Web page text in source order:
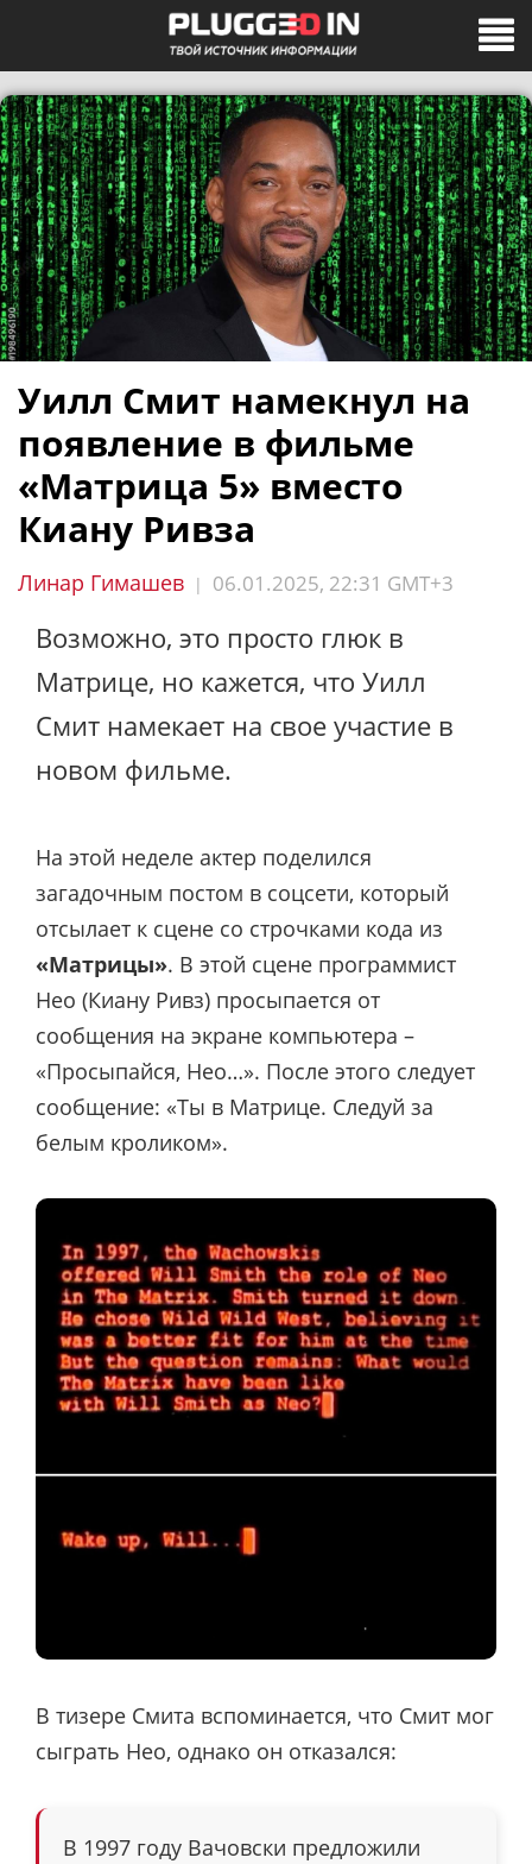
Уилл Смит намекнул на
появление в фильме
«Матрица 5» вместо
Киану Ривза
Линар Гимашев | 06.01.2025, 22:31 GMT+3
Возможно, это просто глюк в
Матрице, но кажется, что Уилл
Смит намекает на свое участие в
новом фильме.
На этой неделе актер поделился
загадочным постом в соцсети, который
отсылает к сцене со строчками кода из
«Матрицы». В этой сцене программист
Нео (Киану Ривз) просыпается от
сообщения на экране компьютера –
«Просыпайся, Нео…». После этого следует
сообщение: «Ты в Матрице. Следуй за
белым кроликом».
В тизере Смита вспоминается, что Смит мог
сыграть Нео, однако он отказался:
В 1997 году Вачовски предложили